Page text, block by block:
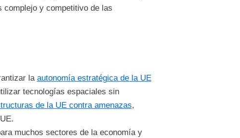
complejo y competitivo de las
la autonomía estratégica de la UE
tecnologías espaciales sin
de la UE contra amenazas,
muchos sectores de la economía y